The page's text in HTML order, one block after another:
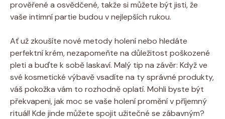
prověřené a osvědčené, takže si můžete být jisti, že
vaše intimní partie budou v nejlepších rukou.
Ať už zkoušíte nové metody holení nebo hledáte
perfektní krém, nezapomeňte na důležitost poškozené
pleti a buďte k sobě laskaví. Malý tip na závěr: Když ve
své kosmetické výbavě vsadíte na ty správné produkty,
váš pokožka vám to rozhodně oplatí. Mohli byste být
překvapeni, jak moc se vaše holení promění v příjemný
rituál! Kde jinde můžete spojit užitečné se zábavným?